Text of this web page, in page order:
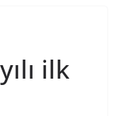
ilk